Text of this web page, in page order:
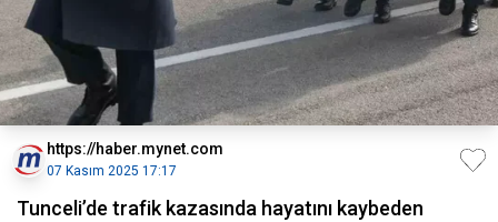
https://haber.mynet.com
07 Kasım 2025 17:17
Tunceli’de trafik kazasında hayatını kaybeden